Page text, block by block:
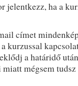
jelentkezz, ha a
címet
kurzussal
a határidő
mégsem tudsz